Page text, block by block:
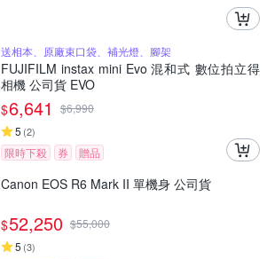
送相本、原廠束口袋、補光燈、腳架
FUJIFILM instax mini Evo 混和式 數位拍立得
相機 公司貨 EVO
$6,641 $6,990
5 (2)
限時下殺 券 贈品
Canon EOS R6 Mark II 單機身 公司貨
$52,250 $55,000
5 (3)